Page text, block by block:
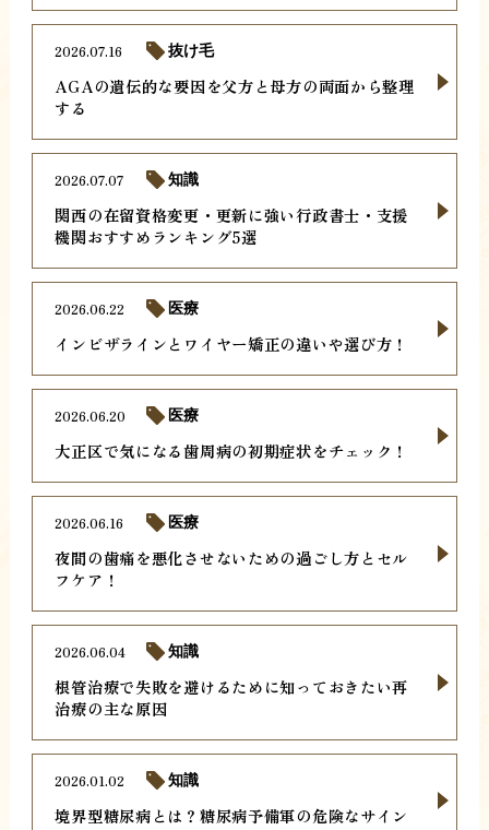
AGAの遺伝的な要因を父方と母方の両面から整理
する
2026.07.16 抜け毛
関西の在留資格変更・更新に強い行政書士・支援
機関おすすめランキング5選
2026.07.07 知識
インビザラインとワイヤー矯正の違いや選び方！
2026.06.22 医療
大正区で気になる歯周病の初期症状をチェック！
2026.06.20 医療
夜間の歯痛を悪化させないための過ごし方とセル
フケア！
2026.06.16 医療
根管治療で失敗を避けるために知っておきたい再
治療の主な原因
2026.06.04 知識
境界型糖尿病とは？糖尿病予備軍の危険なサイン
2026.01.02 知識